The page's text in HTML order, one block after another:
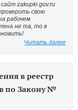
zakupki.gov.ru
свою
рабочем
не та, то в
Читать далее
в реестр
по Закону №